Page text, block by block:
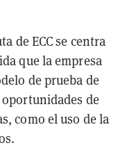
de ECC se centra
que la empresa
de prueba de
de
como el uso de la